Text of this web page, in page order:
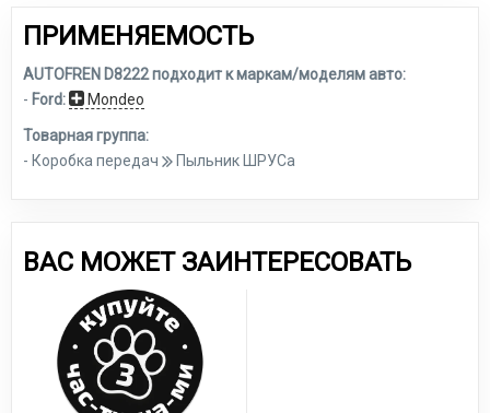
ПРИМЕНЯЕМОСТЬ
AUTOFREN D8222 подходит к маркам/моделям авто:
- Ford: Mondeo
Товарная группа:
- Коробка передач
Пыльник ШРУСа
ВАС МОЖЕТ ЗАИНТЕРЕСОВАТЬ